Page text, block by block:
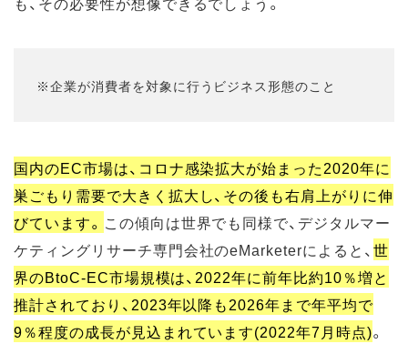
※企業が消費者を対象に行うビジネス形態のこと
国内のEC市場は、コロナ感染拡大が始まった2020年に
巣ごもり需要で大きく拡大し、その後も右肩上がりに伸
びています。 この傾向は世界でも同様で、デジタルマー
ケティングリサーチ専門会社のeMarketerによると、世
界のBtoC-EC市場規模は、2022年に前年比約10％増と
推計されており、2023年以降も2026年まで年平均で
9％程度の成長が見込まれています(2022年7月時点)。